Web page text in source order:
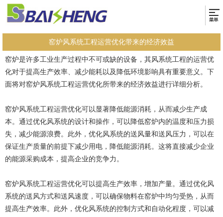
窑炉风系统工程运营优化带来的经济效益
窑炉是许多工业生产过程中不可或缺的设备，其风系统工程的运营优
化对于提高生产效率、减少能耗以及降低环境影响具有重要意义。下
面将对窑炉风系统工程运营优化所带来的经济效益进行详细分析。
窑炉风系统工程运营优化可以显著降低能源消耗，从而减少生产成
本。通过优化风系统的设计和操作，可以降低窑炉内的温度和压力损
失，减少能源浪费。此外，优化风系统的送风量和送风压力，可以在
保证生产质量的前提下减少用电，降低能源消耗。这将直接减少企业
的能源采购成本，提高企业的竞争力。
窑炉风系统工程运营优化可以提高生产效率，增加产量。通过优化风
系统的送风方式和送风速度，可以确保物料在窑炉中均匀受热，从而
提高生产效率。此外，优化风系统的控制方式和自动化程度，可以减